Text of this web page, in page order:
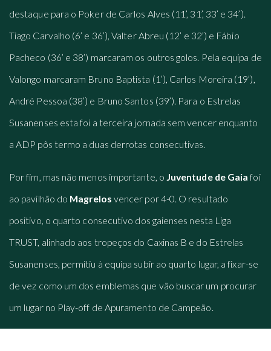
destaque para o Poker de Carlos Alves (11’, 31’, 33’ e 34’).
Tiago Carvalho (6’ e 36’), Valter Abreu (12’ e 32’) e Fábio
Pacheco (36’ e 38’) marcaram os outros golos. Pela equipa de
Valongo marcaram Bruno Baptista (1’), Carlos Moreira (19’),
André Pessoa (38’) e Bruno Santos (39’). Para o Estrelas
Susanenses esta foi a terceira jornada sem vencer enquanto
a ADP pôs termo a duas derrotas consecutivas.
Por fim, mas não menos importante, o Juventude de Gaia foi
ao pavilhão do Magrelos vencer por 4-0. O resultado
positivo, o quarto consecutivo dos gaienses nesta Liga
TRUST, alinhado aos tropeços do Caxinas B e do Estrelas
Susanenses, permitiu à equipa subir ao quarto lugar, a fixar-se
de vez como um dos emblemas que vão buscar um procurar
um lugar no Play-off de Apuramento de Campeão.